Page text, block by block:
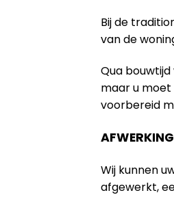
Bij de
van de
Qua
maar u
voorbereid
AFWERKING
Wij kunnen
afgewerkt,